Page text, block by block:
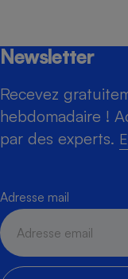
Newsletter
Recevez
hebdomadaire !
par des experts.
Adresse mail